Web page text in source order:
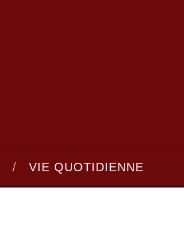
VIE QUOTIDIENNE